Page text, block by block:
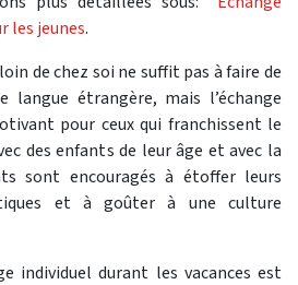
les jeunes.
de chez soi ne suffit pas à faire de
langue étrangère, mais l’échange
pour ceux qui franchissent le
des enfants de leur âge et avec la
sont encouragés à étoffer leurs
et à goûter à une culture
individuel durant les vacances est